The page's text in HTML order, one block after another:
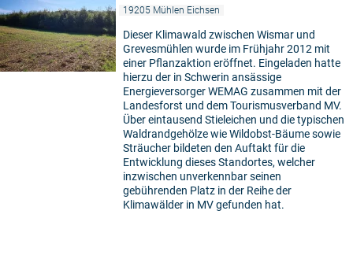
19205 Mühlen Eichsen
Dieser Klimawald zwischen Wismar und
Grevesmühlen wurde im Frühjahr 2012 mit
einer Pflanzaktion eröffnet. Eingeladen hatte
hierzu der in Schwerin ansässige
Energieversorger WEMAG zusammen mit der
Landesforst und dem Tourismusverband MV.
Über eintausend Stieleichen und die typischen
Waldrandgehölze wie Wildobst-Bäume sowie
Sträucher bildeten den Auftakt für die
Entwicklung dieses Standortes, welcher
inzwischen unverkennbar seinen
gebührenden Platz in der Reihe der
Klimawälder in MV gefunden hat.